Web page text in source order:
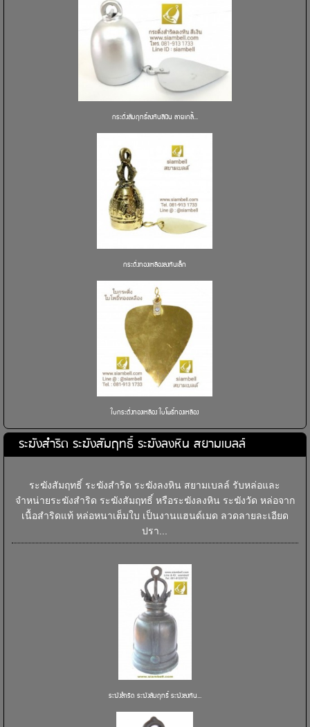
กระดิ่งสัมฤทธิ์ลงหินสีเงิน ลายเกลี้...
กระดิ่งทองเหลืองลงหินเล็ก
ใบกระดิ่งทองเหลือง ใบโพธิ์ทองเหลือง
ระฆังสำริด ระฆังสัมฤทธิ์ ระฆังลงหิน สยามเบลล์
ระฆังสัมฤทธิ์ ระฆังสำริด ระฆังลงหิน สยามเบลล์ รับหล่อและ
จำหน่ายระฆังสำริด ระฆังสัมฤทธิ์ หรือระฆังลงหิน ระฆังวัด หล่อจาก
เนื้อสำริดแท้ หล่อหนาเต็มใบ เป็นงานแฮนด์เมด ลวดลายละเอียด
ปรา...
ระฆังสำริด ระฆังสัมฤทธิ์ ระฆังลงหิน...